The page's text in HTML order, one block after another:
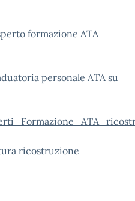
formazione ATA
personale ATA su
ricostruzione